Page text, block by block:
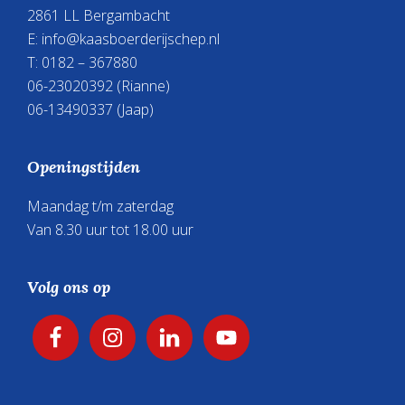
2861 LL Bergambacht
E: info@kaasboerderijschep.nl
T: 0182 – 367880
06-23020392 (Rianne)
06-13490337 (Jaap)
Openingstijden
Maandag t/m zaterdag
Van 8.30 uur tot 18.00 uur
Volg ons op